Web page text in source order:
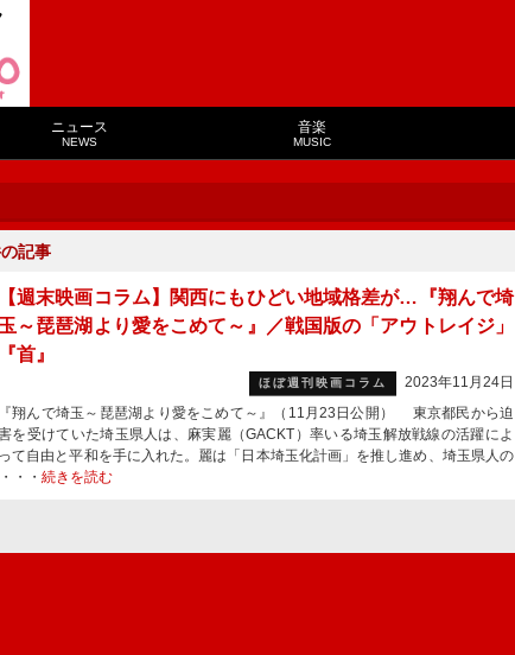
ニュース
NEWS
音楽
MUSIC
記事
【週末映画コラム】関西にもひどい地域格差が…『翔んで埼
玉～琵琶湖より愛をこめて～』／戦国版の「アウトレイジ」
『首』
ほぼ週刊映画コラム
2023年11月24日
『翔んで埼玉～琵琶湖より愛をこめて～』（11月23日公開） 東京都民から迫
を受けていた埼玉県人は、麻実麗（GACKT）率いる埼玉解放戦線の活躍によ
って自由と平和を手に入れた。麗は「日本埼玉化計画」を推し進め、埼玉県人の
・・ 続きを読む